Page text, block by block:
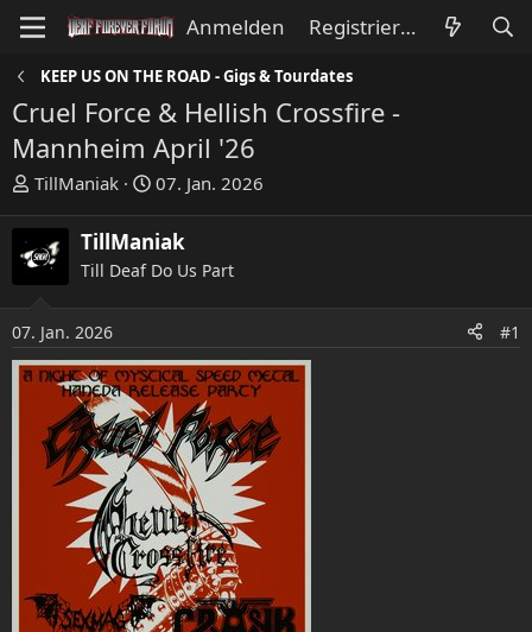
Anmelden Registrieren
KEEP US ON THE ROAD - Gigs & Tourdates
Cruel Force & Hellish Crossfire -
Mannheim April '26
E
s
t
e
l
e
r
TillManiak
E
s
t
e
l
t
a
m
07. Jan. 2026
TillManiak
Till Deaf Do Us Part
07. Jan. 2026 #1